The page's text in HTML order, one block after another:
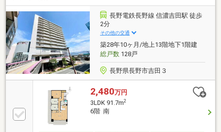
長野電鉄長野線 信濃吉田駅 徒歩
2分
その他の交通
築28年10ヶ月/地上13階地下1階建
総戸数128戸
長野県長野市吉田３
2,480万円
3LDK 91.7m2
6階 南